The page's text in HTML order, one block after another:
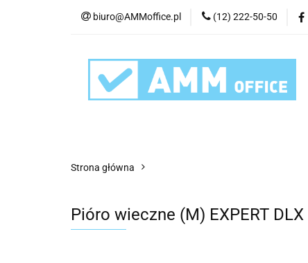
biuro@AMMoffice.pl (12) 222-50-50
Kategorie
Urządzenia i
Strona główna
Pióro wieczne (M) EXPERT DLX